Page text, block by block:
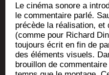
Le ciné­ma sonore a
le com­men­taire par­lé.
pré­cède la réa­li­sa­tion, et
(comme pour Richard
tou­jours écrit en fin de
des élé­ments visuels.
brouillon de